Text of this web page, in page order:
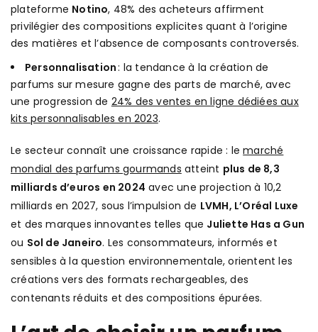
plateforme Notino, 48% des acheteurs affirment
privilégier des compositions explicites quant à l’origine
des matières et l’absence de composants controversés.
Personnalisation: la tendance à la création de
parfums sur mesure gagne des parts de marché, avec
une progression de 24% des ventes en ligne dédiées aux
kits personnalisables en 2023.
Le secteur connaît une croissance rapide : lemarché
mondial des parfums gourmands atteint plus de 8,3
milliards d’euros en 2024 avec une projection à 10,2
milliards en 2027, sous l’impulsion de LVMH, L’Oréal Luxe
et des marques innovantes telles que Juliette Has a Gun
ou Sol de Janeiro. Les consommateurs, informés et
sensibles à la question environnementale, orientent les
créations vers des formats rechargeables, des
contenants réduits et des compositions épurées.